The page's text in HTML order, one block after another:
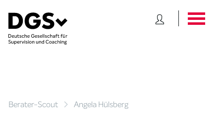
Berater-Scout Angela Hülsberg